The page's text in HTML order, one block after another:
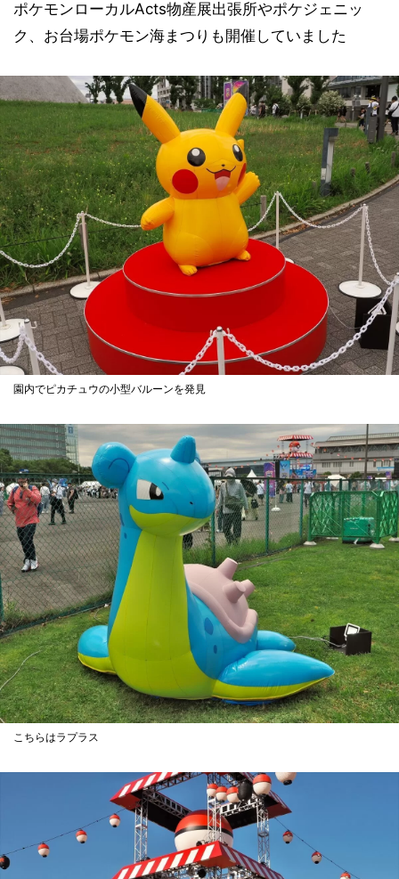
ポケモンローカルActs物産展出張所やポケジェニッ
ク、お台場ポケモン海まつりも開催していました
園内でピカチュウの小型バルーンを発見
こちらはラプラス